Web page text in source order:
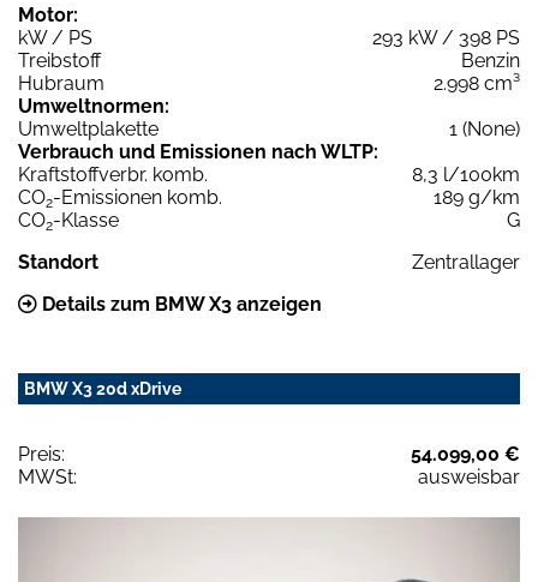
Motor:
kW / PS
293 kW / 398 PS
Treibstoff
Benzin
Hubraum
2.998 cm³
Umweltnormen:
Umweltplakette
1 (None)
Verbrauch und Emissionen nach WLTP:
Kraftstoffverbr. komb.
8,3 l/100km
CO2-Emissionen komb.
189 g/km
CO2-Klasse
G
Standort
Zentrallager
Details zum BMW X3 anzeigen
BMW X3 20d xDrive
Preis:
54.099,00 €
MWSt:
ausweisbar